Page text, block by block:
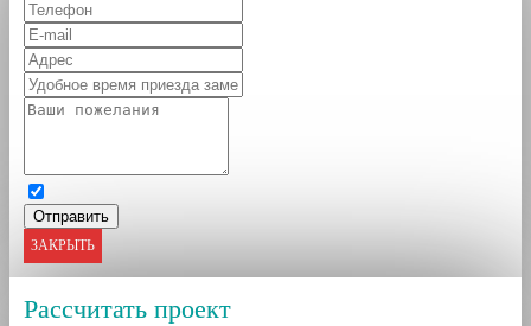
ЗАКРЫТЬ
Рассчитать проект